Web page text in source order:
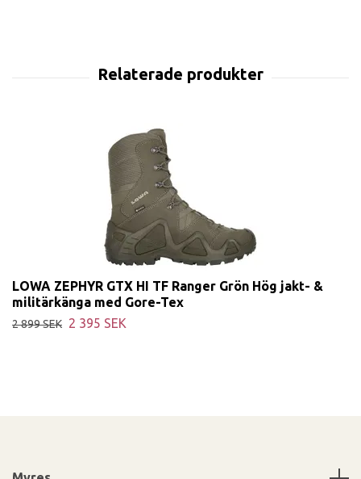
LOWA ZEPHYR GTX HI TF Ranger Grön Hög jakt- &
militärkänga med Gore-Tex
2 899 SEK 2 395 SEK